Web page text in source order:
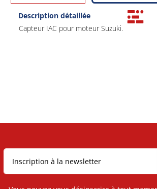
Description détaillée
Capteur IAC pour moteur Suzuki.